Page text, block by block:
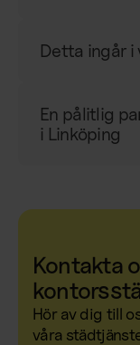
Detta ingår i
En pålitlig
i Linköping
Kontakta
Hör av dig till
våra